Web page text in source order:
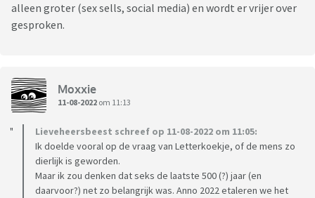
alleen groter (sex sells, social media) en wordt er vrijer over
gesproken.
Moxxie
11-08-2022 om 11:13
Lieveheersbeest schreef op 11-08-2022 om 11:05:
Ik doelde vooral op de vraag van Letterkoekje, of de mens zo
dierlijk is geworden.
Maar ik zou denken dat seks de laatste 500 (?) jaar (en
daarvoor?) net zo belangrijk was. Anno 2022 etaleren we het